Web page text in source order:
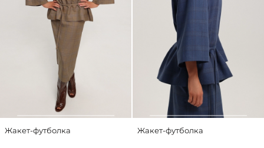
Жакет-футболка Жакет-футболка